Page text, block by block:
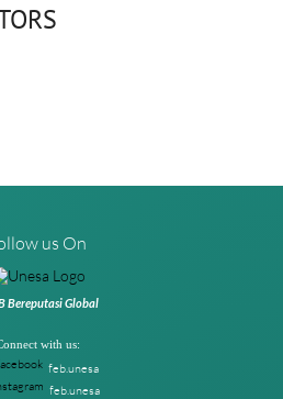
us On
Bereputasi Global
with us:
feb.unesa
feb.unesa